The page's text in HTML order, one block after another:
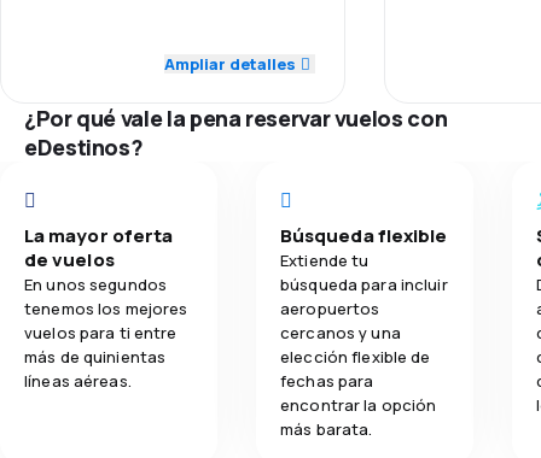
5,0
Red de conexiones 4,0
Comodidad de viaje 5,0
Transporte de equipaje 5,0
Comidas 5,0
Ampliar detalles
Red de
Comodidad
¿Por qué vale la pena reservar vuelos con
eDestinos?
La mayor oferta
de vuelos
En unos segundos
tenemos los mejores
vuelos para ti entre
más de quinientas
líneas aéreas.
Búsqueda flexible
Extiende tu
búsqueda para incluir
aeropuertos
cercanos y una
elección flexible de
fechas para
encontrar la opción
más barata.